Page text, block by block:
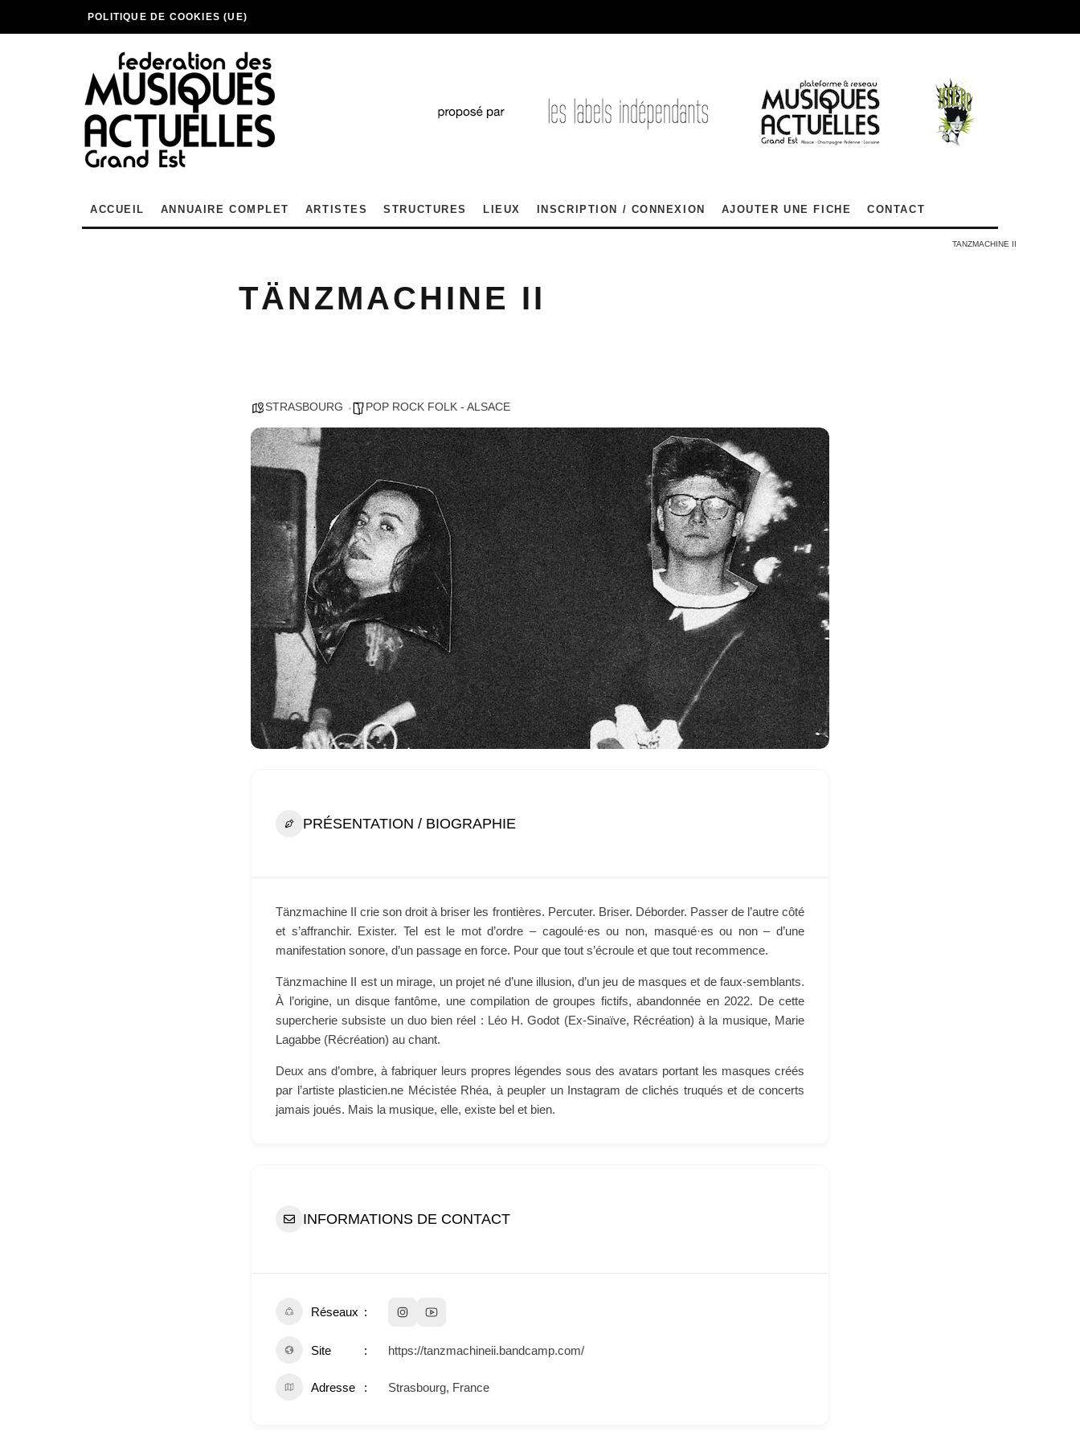
POLITIQUE DE COOKIES (UE)
ACCUEIL ANNUAIRE COMPLET ARTISTES STRUCTURES LIEUX INSCRIPTION / CONNEXION AJOUTER UNE FICHE CONTACT
TANZMACHINE II
TÄNZMACHINE II
STRASBOURG POP ROCK FOLK - ALSACE
PRÉSENTATION / BIOGRAPHIE
Tänzmachine II crie son droit à briser les frontières. Percuter. Briser. Déborder. Passer de l’autre côté
et s’affranchir. Exister. Tel est le mot d’ordre – cagoulé·es ou non, masqué·es ou non – d’une
manifestation sonore, d’un passage en force. Pour que tout s’écroule et que tout recommence.
Tänzmachine II est un mirage, un projet né d’une illusion, d’un jeu de masques et de faux-semblants.
À l’origine, un disque fantôme, une compilation de groupes fictifs, abandonnée en 2022. De cette
supercherie subsiste un duo bien réel : Léo H. Godot (Ex-Sinaïve, Récréation) à la musique, Marie
Lagabbe (Récréation) au chant.
Deux ans d’ombre, à fabriquer leurs propres légendes sous des avatars portant les masques créés
par l’artiste plasticien.ne Mécistée Rhéa, à peupler un Instagram de clichés truqués et de concerts
jamais joués. Mais la musique, elle, existe bel et bien.
INFORMATIONS DE CONTACT
Réseaux
Site https://tanzmachineii.bandcamp.com/
Adresse Strasbourg, France